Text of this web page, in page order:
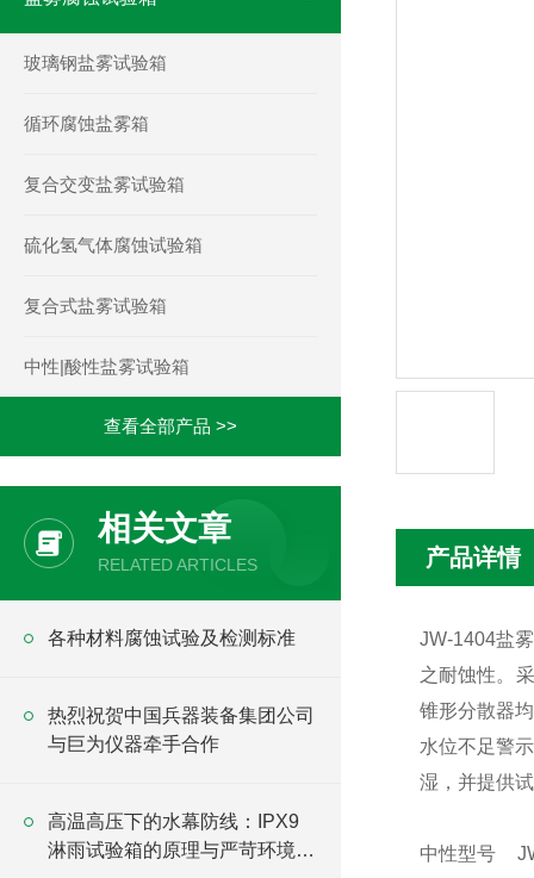
玻璃钢盐雾试验箱
循环腐蚀盐雾箱
复合交变盐雾试验箱
硫化氢气体腐蚀试验箱
复合式盐雾试验箱
中性|酸性盐雾试验箱
查看全部产品 >>
相关文章
RELATED ARTICLES
各种材料腐蚀试验及检测标准
热烈祝贺中国兵器装备集团公司
与巨为仪器牵手合作
高温高压下的水幕防线：IPX9
淋雨试验箱的原理与严苛环境验
产品详情
JW-1404盐
之耐蚀性。
锥形分散器
水位不足警
湿，并提供
中性型号